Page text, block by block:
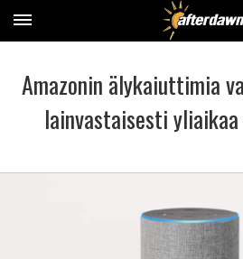
Amazonin älykaiuttimia
lainvastaisesti